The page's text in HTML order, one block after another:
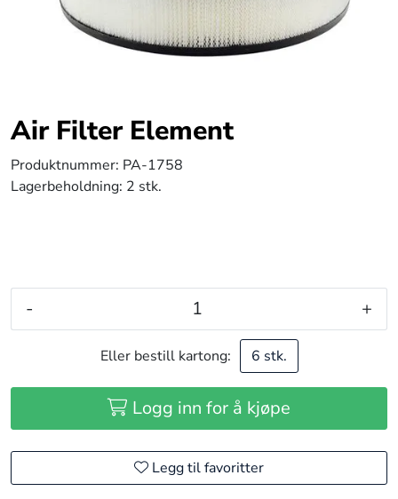
Air Filter Element
Produktnummer: PA-1758
Lagerbeholdning: 2 stk.
- +
Eller bestill kartong: 6 stk.
Logg inn for å kjøpe
Legg til favoritter